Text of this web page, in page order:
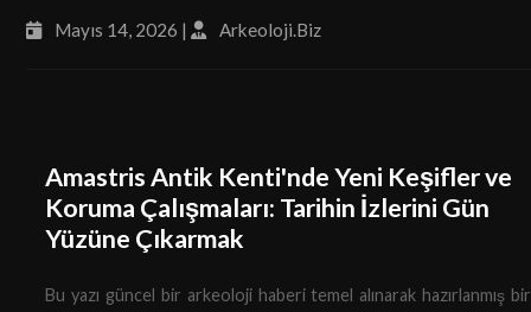
Mayıs 14, 2026 | Arkeoloji.Biz
Amastris Antik Kenti'nde Yeni Keşifler ve
Koruma Çalışmaları: Tarihin İzlerini Gün
Yüzüne Çıkarmak
Bu yazı güncel bir arkeoloji haberi temel alınarak hazırlanmış bir